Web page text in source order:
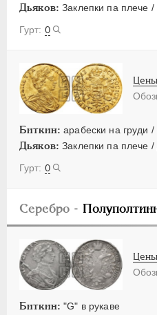
Дьяков: Заклепки па плече
0
Биткин: арабески на груди
Дьяков: Заклепки па плече
0
Цены
Серебро -
Биткин: "G" в рукаве
Цены